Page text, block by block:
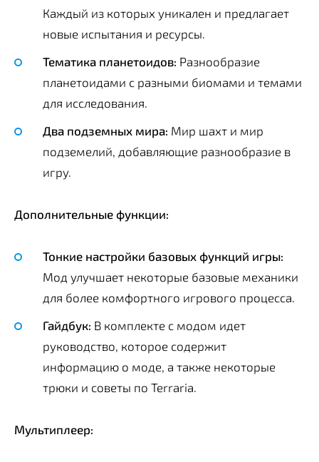
Каждый из которых уникален и предлагает
новые испытания и ресурсы.
Тематика планетоидов: Разнообразие
планетоидами с разными биомами и темами
для исследования.
Два подземных мира: Мир шахт и мир
подземелий, добавляющие разнообразие в
игру.
Дополнительные функции:
Тонкие настройки базовых функций игры:
Мод улучшает некоторые базовые механики
для более комфортного игрового процесса.
Гайдбук: В комплекте с модом идет
руководство, которое содержит
информацию о моде, а также некоторые
трюки и советы по Terraria.
Мультиплеер: